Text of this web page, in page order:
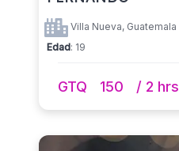
Villa Nueva, Guatemala
Edad: 19
GTQ 150 / 2 hrs